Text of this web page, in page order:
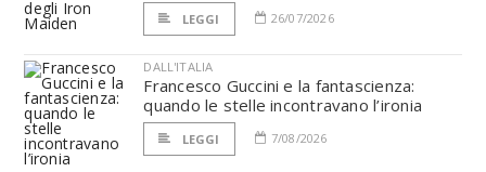
LEGGI 26/07/2026
DALL'ITALIA
Francesco Guccini e la fantascienza:
quando le stelle incontravano l’ironia
LEGGI 7/08/2026